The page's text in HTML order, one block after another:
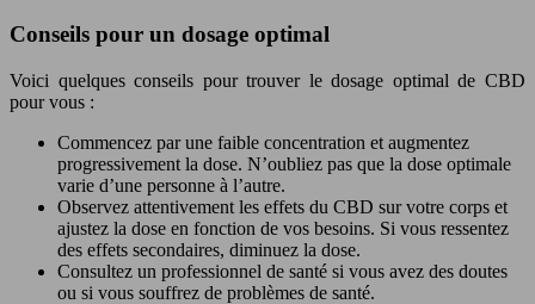
Conseils pour un dosage optimal
Voici quelques conseils pour trouver le dosage optimal de CBD
pour vous :
Commencez par une faible concentration et augmentez
progressivement la dose. N’oubliez pas que la dose optimale
varie d’une personne à l’autre.
Observez attentivement les effets du CBD sur votre corps et
ajustez la dose en fonction de vos besoins. Si vous ressentez
des effets secondaires, diminuez la dose.
Consultez un professionnel de santé si vous avez des doutes
ou si vous souffrez de problèmes de santé.